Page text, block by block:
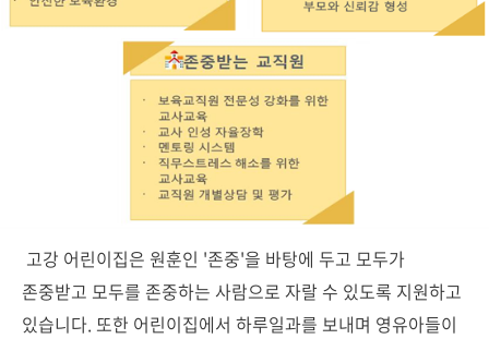
고강 어린이집은 원훈인 '존중'을 바탕에 두고 모두가
존중받고 모두를 존중하는 사람으로 자랄 수 있도록 지원하고
있습니다. 또한 어린이집에서 하루일과를 보내며 영유아들이